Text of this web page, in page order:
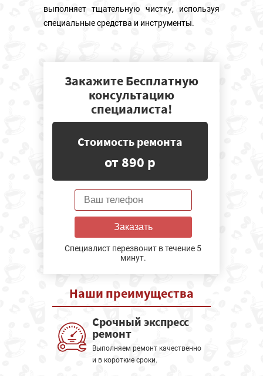
выполняет тщательную чистку, используя
специальные средства и инструменты.
Закажите Бесплатную
консультацию
специалиста!
Стоимость ремонта
от 890 р
Заказать
Специалист перезвонит в течение 5
минут.
Наши преимущества
Срочный экспресс
ремонт
Выполняем ремонт качественно
и в короткие сроки.